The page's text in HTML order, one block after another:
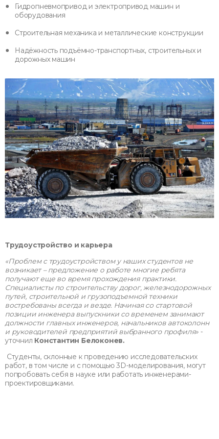
Гидропневмопривод и электропривод машин и
оборудования
Строительная механика и металлические конструкции
Надёжность подъёмно-транспортных, строительных и
дорожных машин
Трудоустройство и карьера
«Проблем с трудоустройством у наших студентов не
возникает – предложение о работе многие ребята
получают еще во время прохождения практики.
Специалисты по строительству дорог, железнодорожных
путей, строительной и грузоподъемной техники
востребованы всегда и везде. Начиная со стартовой
позиции инженера выпускники со временем занимают
должности главных инженеров, начальников автоколонн
и руководителей предприятий выбранного профиля» -
уточнил Константин Белоконев.
Студенты, склонные к проведению исследовательских
работ, в том числе и с помощью 3D-моделирования, могут
попробовать себя в науке или работать инженерами-
проектировщиками.